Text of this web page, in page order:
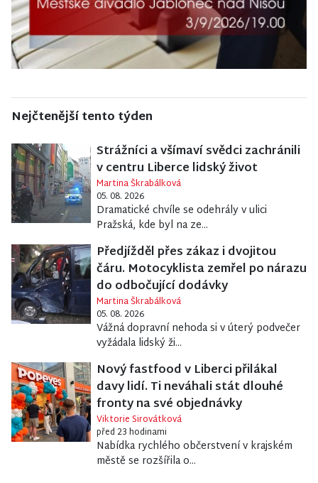
Nejčtenější tento týden
Strážníci a všímaví svědci zachránili
v centru Liberce lidský život
Martina Škrabálková
05. 08. 2026
Dramatické chvíle se odehrály v ulici
Pražská, kde byl na ze...
Předjížděl přes zákaz i dvojitou
čáru. Motocyklista zemřel po nárazu
do odbočující dodávky
Martina Škrabálková
05. 08. 2026
Vážná dopravní nehoda si v úterý podvečer
vyžádala lidský ži...
Nový fastfood v Liberci přilákal
davy lidí. Ti neváhali stát dlouhé
fronty na své objednávky
Viktorie Sirovátková
před 23 hodinami
Nabídka rychlého občerstvení v krajském
městě se rozšířila o...